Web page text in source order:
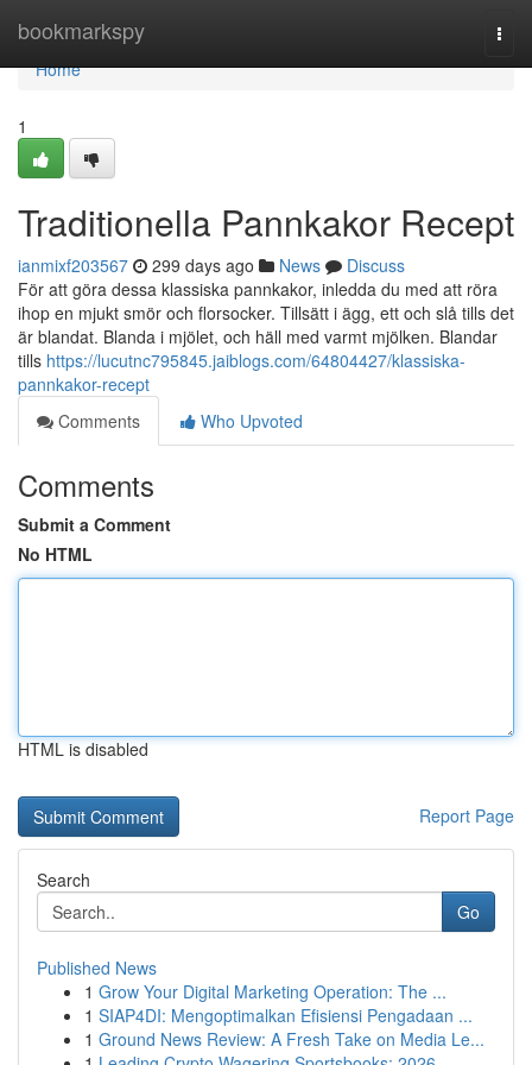
bookmarkspy
Home
Home
1
Traditionella Pannkakor Recept
ianmixf203567 299 days ago News
Discuss
För att göra dessa klassiska pannkakor, inledda du med att röra
ihop en mjukt smör och florsocker. Tillsätt i ägg, ett och slå tills det
är blandat. Blanda i mjölet, och häll med varmt mjölken. Blandar
tills https://lucutnc795845.jaiblogs.com/64804427/klassiska-
pannkakor-recept
Comments
Who Upvoted
Comments
Submit a Comment
No HTML
HTML is disabled
Report Page
Search
Go
Published News
1 Grow Your Digital Marketing Operation: The ...
1 SIAP4DI: Mengoptimalkan Efisiensi Pengadaan ...
1 Ground News Review: A Fresh Take on Media Le...